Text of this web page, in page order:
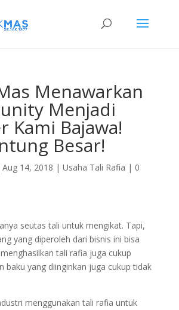
Menawarkan
Menjadi
Kami Bajawa!
Besar!
Aug 14, 2018 | Usaha Tali Rafia | 0
seutas tali untuk mengikat. Tapi,
yang diperoleh dari bisnis ini bisa
tali rafia juga cukup
baku yang diinginkan juga cukup tidak
menggunakan tali rafia untuk